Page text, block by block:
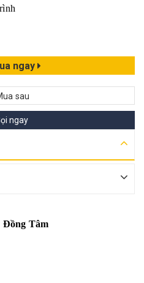
ngay
sau
ngay
Đồng Tâm